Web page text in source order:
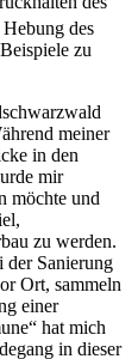
des
zu
meiner
in den
mir
möchte und
zu werden.
der Sanierung
Ort, sammeln
einer
hat mich
in dieser